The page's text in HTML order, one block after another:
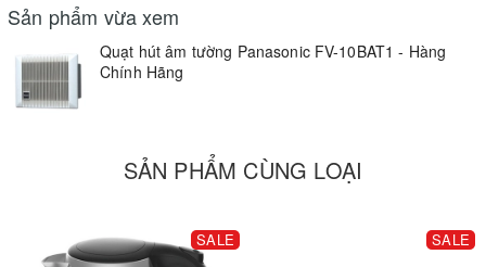
Sản phẩm vừa xem
Quạt hút âm tường Panasonic FV-10BAT1 - Hàng
Chính Hãng
SẢN PHẨM CÙNG LOẠI
SALE SALE